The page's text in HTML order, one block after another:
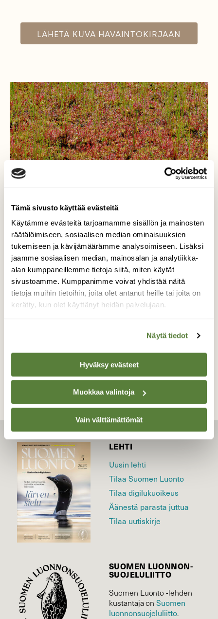
Tämä sivusto käyttää evästeitä
Käytämme evästeitä tarjoamamme sisällön ja mainosten
räätälöimiseen, sosiaalisen median ominaisuuksien
tukemiseen ja kävijämäärämme analysoimiseen. Lisäksi
jaamme sosiaalisen median, mainosalan ja analytiikka-
alan kumppaneillemme tietoja siitä, miten käytät
sivustoamme. Kumppanimme voivat yhdistää näitä
tietoja muihin tietoihin, joita olet antanut heille tai joita on
kerätty, kun olet käyttänyt heidän palvelujaan.
Näytä tiedot
Hyväksy evästeet
Muokkaa valintoja
Vain välttämättömät
LÄHETÄ KUVA HAVAINTOKIRJAAN
Suo punertaa
Paikoitellen kihokkia on runsaasti.
Valokuvaaja: Reijo Juurinen, Nuuksion
TAKAISIN LISTAAN
LEHTI
Uusin lehti
Tilaa Suomen Luonto
Tilaa digilukuoikeus
Äänestä parasta juttua
Tilaa uutiskirje
SUOMEN LUONNON­
SUOJELU­LIITTO
Suomen Luonto -lehden
kustantaja onSuomen
luonnonsuojelu­liitto.